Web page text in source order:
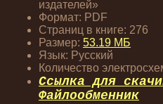
издателей»
Формат: PDF
Страниц в книге: 276
Размер: 53.19 МБ
Язык: Русский
Количество
Ссылка для
Файлообменник